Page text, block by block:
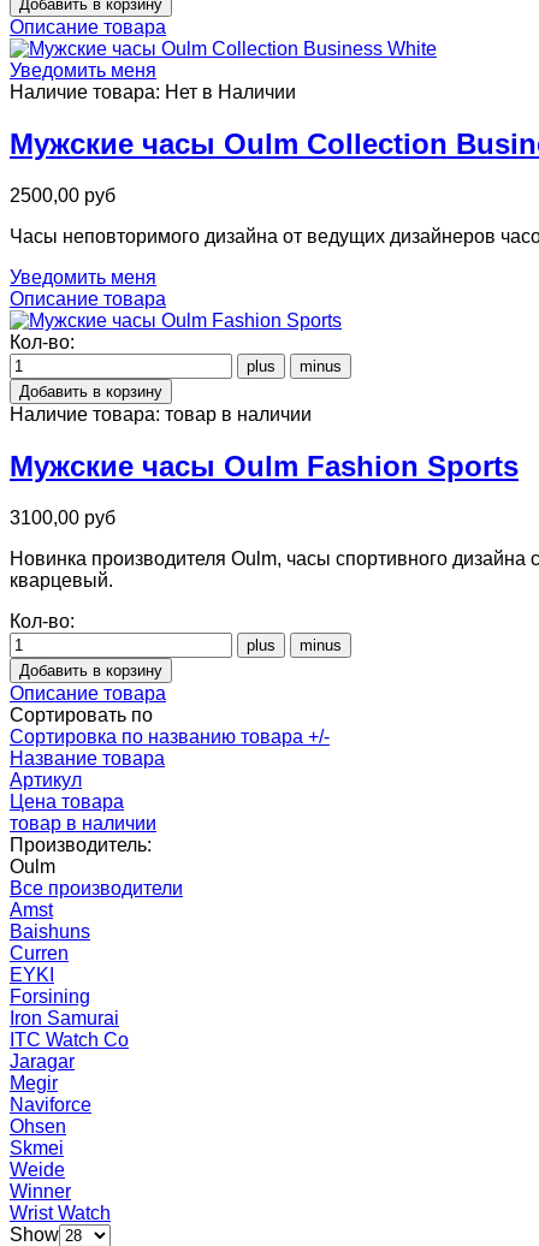
Описание товара
Уведомить меня
Наличие товара: Нет в Наличии
Мужские часы Oulm Collection
2500,00 руб
Часы неповторимого дизайна от ведущих дизайнеров
Уведомить меня
Описание товара
Кол-во:
Наличие товара: товар в наличии
Мужские часы Oulm Fashion Sports
3100,00 руб
Новинка производителя Oulm, часы спортивного
кварцевый.
Кол-во:
Описание товара
Сортировать по
Сортировка по названию товара +/-
Название товара
Артикул
Цена товара
товар в наличии
Производитель:
Oulm
Все производители
Amst
Baishuns
Curren
EYKI
Forsining
Iron Samurai
ITC Watch Co
Jaragar
Megir
Naviforce
Ohsen
Skmei
Weide
Winner
Wrist Watch
Show